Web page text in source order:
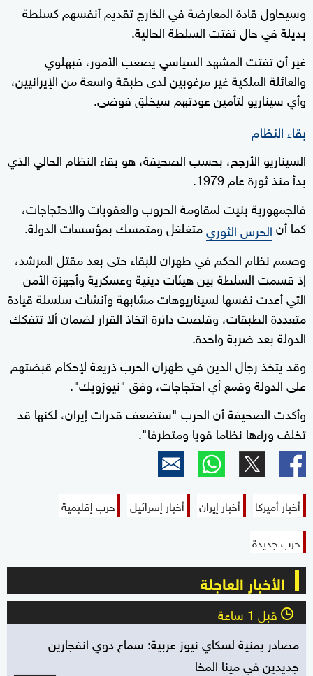
وسيحاول قادة المعارضة في الخارج تقديم أنفسهم كسلطة
بديلة في حال تفتت السلطة الحالية.
غير أن تفتت المشهد السياسي يصعب الأمور، فبهلوي
والعائلة الملكية غير مرغوبين لدى طبقة واسعة من الإيرانيين،
وأي سيناريو لتأمين عودتهم سيخلق فوضى.
بقاء النظام
السيناريو الأرجح، بحسب الصحيفة، هو بقاء النظام الحالي الذي
بدأ منذ ثورة عام 1979.
فالجمهورية بنيت لمقاومة الحروب والعقوبات والاحتجاجات،
كما أنالحرس الثوريمتغلغل ومتمسك بمؤسسات الدولة.
وصمم نظام الحكم في طهران للبقاء حتى بعد مقتل المرشد،
إذ قسمت السلطة بين هيئات دينية وعسكرية وأجهزة الأمن
التي أعدت نفسها لسيناريوهات مشابهة وأنشأت سلسلة قيادة
متعددة الطبقات، وقلصت دائرة اتخاذ القرار لضمان ألا تتفكك
الدولة بعد ضربة واحدة.
وقد يتخذ رجال الدين في طهران الحرب ذريعة لإحكام قبضتهم
على الدولة وقمع أي احتجاجات، وفق "نيوزويك".
وأكدت الصحيفة أن الحرب "ستضعف قدرات إيران، لكنها قد
تخلف وراءها نظاما قويا ومتطرفا".
أخبار أميركا أخبار إيران أخبار إسرائيل
حرب إقليمية
حرب جديدة
الأخبار العاجلة
l قبل 1 ساعة
مصادر يمنية لسكاي نيوز عربية: سماع دوي انفجارين
جديدين في مينا المخا